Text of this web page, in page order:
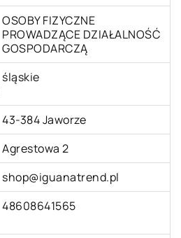
OSOBY FIZYCZNE
PROWADZĄCE DZIAŁALNOŚĆ
GOSPODARCZĄ
śląskie
43-384 Jaworze
Agrestowa 2
shop@iguanatrend.pl
48608641565